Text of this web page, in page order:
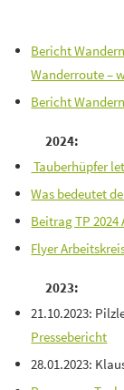
Bericht
Wanderroute –
Bericht
2024:
Tauberhüpfer
Was bedeutet
Beitrag TP
Flyer
2023:
21.10.2023:
Pressebericht
28.01.2023: